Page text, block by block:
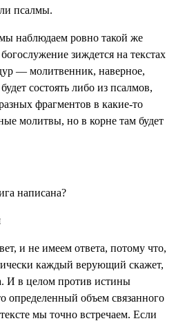
псалмы.
наблюдаем ровно такой же
зиждется на текстах
— молитвенник, наверное,
состоять либо из псалмов,
фрагментов в какие-то
молитвы, но в корне там будет
написана?
и не имеем ответа, потому что,
каждый верующий скажет,
И в целом против истины
определенный объем связанного
мы точно встречаем. Если